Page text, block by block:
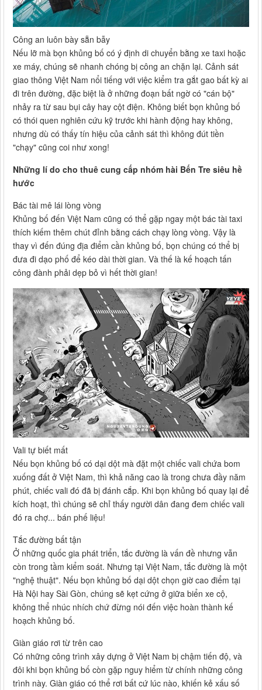
Công an luôn bày sẵn bẫy
Nếu lỡ mà bọn khủng bố có ý định di chuyển bằng xe taxi hoặc
xe máy, chúng sẽ nhanh chóng bị công an chặn lại. Cảnh sát
giao thông Việt Nam nổi tiếng với việc kiểm tra gắt gao bất kỳ ai
đi trên đường, đặc biệt là ở những đoạn bất ngờ có "cán bộ"
nhảy ra từ sau bụi cây hay cột điện. Không biết bọn khủng bố
có thói quen nghiên cứu kỹ trước khi hành động hay không,
nhưng dù có thấy tín hiệu của cảnh sát thì không đút tiền
"chạy" cũng coi như xong!
Những lí do cho thuê cung cấp nhóm hài Bến Tre siêu hề
hước
Bác tài mê lái lòng vòng
Khủng bố đến Việt Nam cũng có thể gặp ngay một bác tài taxi
thích kiếm thêm chút đỉnh bằng cách chạy lòng vòng. Vậy là
thay vì đến đúng địa điểm cần khủng bố, bọn chúng có thể bị
đưa đi dạo phố để kéo dài thời gian. Và thế là kế hoạch tấn
công đành phải dẹp bỏ vì hết thời gian!
Vali tự biết mất
Nếu bọn khủng bố có dại dột mà đặt một chiếc vali chứa bom
xuống đất ở Việt Nam, thì khả năng cao là trong chưa đầy năm
phút, chiếc vali đó đã bị đánh cắp. Khi bọn khủng bố quay lại để
kích hoạt, thì chúng sẽ chỉ thấy người dân đang đem chiếc vali
đó ra chợ... bán phế liệu!
Tắc đường bất tận
Ở những quốc gia phát triển, tắc đường là vấn đề nhưng vẫn
còn trong tầm kiểm soát. Nhưng tại Việt Nam, tắc đường là một
"nghệ thuật". Nếu bọn khủng bố dại dột chọn giờ cao điểm tại
Hà Nội hay Sài Gòn, chúng sẽ kẹt cứng ở giữa biển xe cộ,
không thể nhúc nhích chứ đừng nói đến việc hoàn thành kế
hoạch khủng bố.
Giàn giáo rơi từ trên cao
Có những công trình xây dựng ở Việt Nam bị chậm tiến độ, và
đôi khi bọn khủng bố còn gặp nguy hiểm từ chính những công
trình này. Giàn giáo có thể rơi bất cứ lúc nào, khiến kẻ xấu số